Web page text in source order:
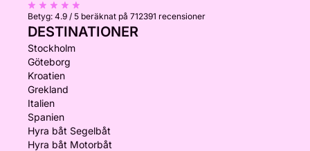
Betyg: 4.9 / 5 beräknat på 712391 recensioner
DESTINATIONER
Stockholm
Göteborg
Kroatien
Grekland
Italien
Spanien
Hyra båt Segelbåt
Hyra båt Motorbåt